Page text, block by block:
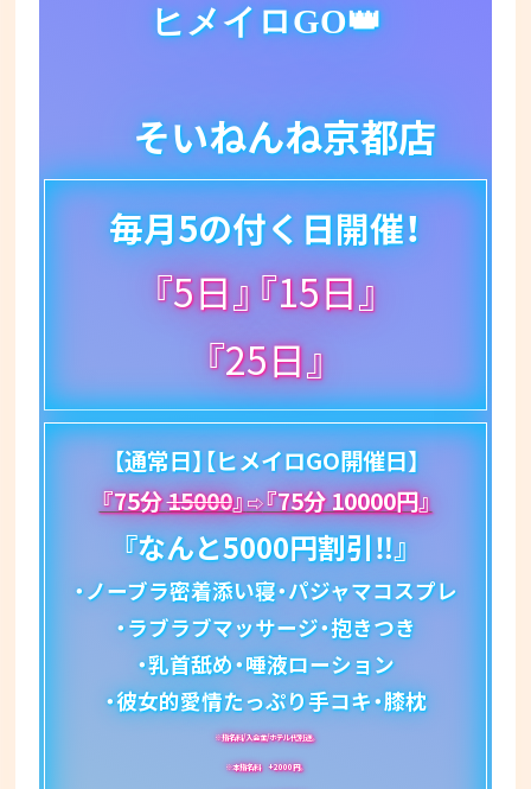
ヒメイロGO👑
そいねんね京都店
毎月5の付く日開催！
『5日』『15日』
『25日』
【通常日】【ヒメイロGO開催日】
『75分15000』⇨『75分 10000円』
『なんと5000円割引‼』
・ノーブラ密着添い寝・パジャマコスプレ
・ラブラブマッサージ・抱きつき
・乳首舐め・唾液ローション
・彼女的愛情たっぷり手コキ・膝枕
※指名料/入会金/ホテル代別途。
※本指名料 +2000円。